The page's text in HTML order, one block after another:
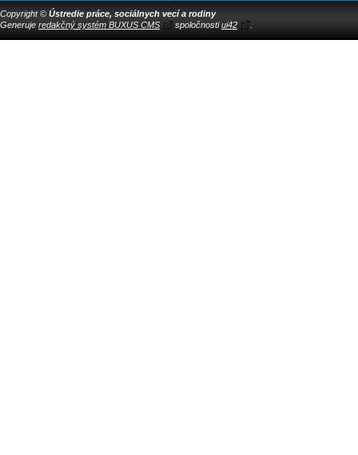
Copyright © Ústredie práce, sociálnych vecí a rodiny
Generuje redakčný systém BUXUS CMS spoločnostiui42